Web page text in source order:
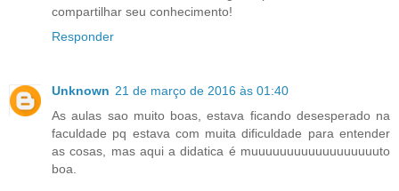
compartilhar seu conhecimento!
Responder
Unknown 21 de março de 2016 às 01:40
As aulas sao muito boas, estava ficando desesperado na
faculdade pq estava com muita dificuldade para entender
as cosas, mas aqui a didatica é muuuuuuuuuuuuuuuuuuto
boa.